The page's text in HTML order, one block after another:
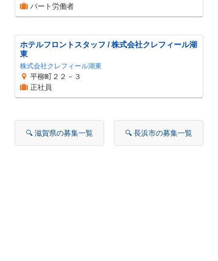
パート労働者
ホテルフロントスタッフ / 株式会社クレフィール湖
東
株式会社クレフィール湖東
平柳町２２－３
正社員
🔍 滋賀県の募集一覧 🔍 長浜市の募集一覧